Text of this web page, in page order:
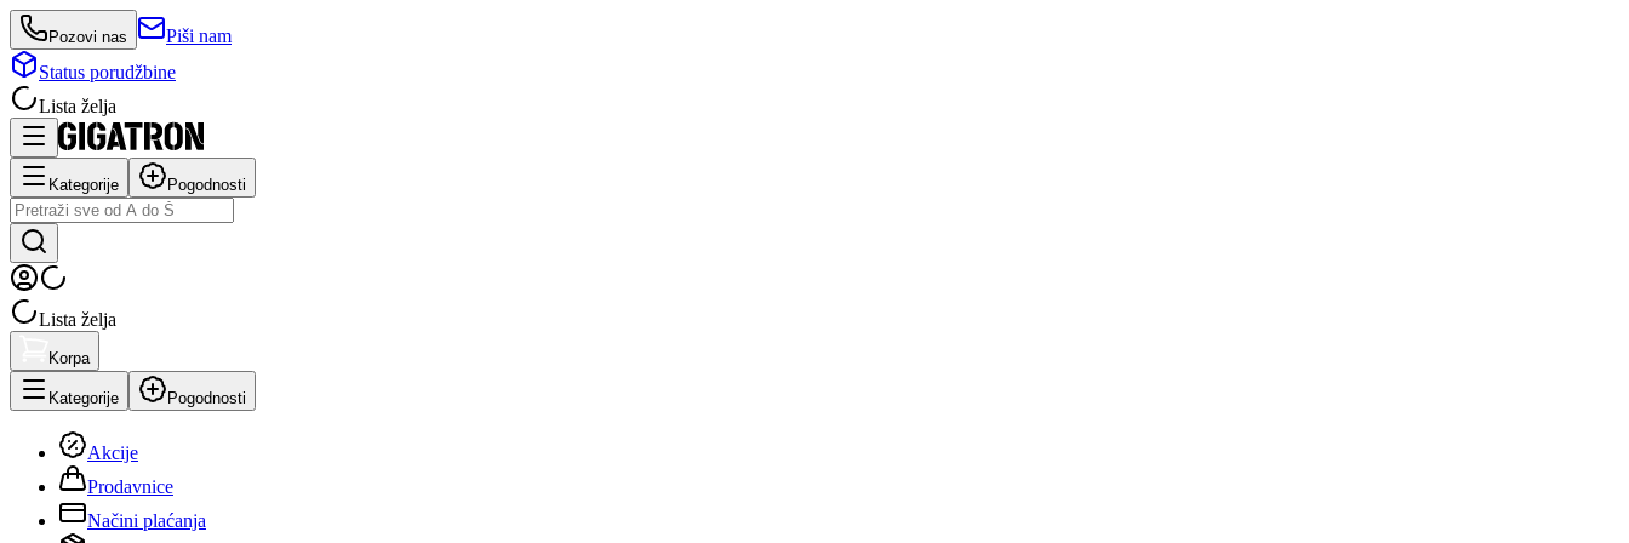
Pozovi nas
Piši nam
Status porudžbine
Lista želja
Kategorije Pogodnosti
Lista želja
Korpa
Kategorije Pogodnosti
Akcije
Prodavnice
Načini plaćanja